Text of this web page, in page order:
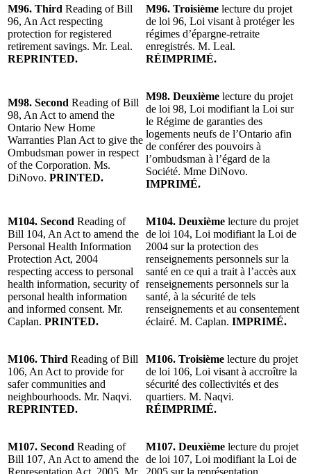
M96. Third Reading of Bill
96, An Act respecting
protection for registered
retirement savings. Mr. Leal.
REPRINTED.
M96. Troisième lecture du projet
de loi 96, Loi visant à protéger les
régimes d’épargne-retraite
enregistrés. M. Leal.
RÉIMPRIMÉ.
M98. Second Reading of Bill
98, An Act to amend the
Ontario New Home
Warranties Plan Act to give the
Ombudsman power in respect
of the Corporation. Ms.
DiNovo. PRINTED.
M98. Deuxième lecture du projet
de loi 98, Loi modifiant la Loi sur
le Régime de garanties des
logements neufs de l’Ontario afin
de conférer des pouvoirs à
l’ombudsman à l’égard de la
Société. Mme DiNovo.
IMPRIMÉ.
M104. Second Reading of
Bill 104, An Act to amend the
Personal Health Information
Protection Act, 2004
respecting access to personal
health information, security of
personal health information
and informed consent. Mr.
Caplan. PRINTED.
M104. Deuxième lecture du projet
de loi 104, Loi modifiant la Loi de
2004 sur la protection des
renseignements personnels sur la
santé en ce qui a trait à l’accès aux
renseignements personnels sur la
santé, à la sécurité de tels
renseignements et au consentement
éclairé. M. Caplan. IMPRIMÉ.
M106. Third Reading of Bill
106, An Act to provide for
safer communities and
neighbourhoods. Mr. Naqvi.
REPRINTED.
M106. Troisième lecture du projet
de loi 106, Loi visant à accroître la
sécurité des collectivités et des
quartiers. M. Naqvi.
RÉIMPRIMÉ.
M107. Second Reading of
Bill 107, An Act to amend the
Representation Act, 2005. Mr.
M107. Deuxième lecture du projet
de loi 107, Loi modifiant la Loi de
2005 sur la représentation